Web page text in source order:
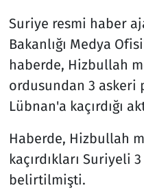
Suriye resmi haber
Bakanlığı Medya
haberde, Hizbullah
ordusundan 3 askeri
Lübnan'a kaçırdığı
Haberde, Hizbullah
kaçırdıkları Suriyeli
belirtilmişti.